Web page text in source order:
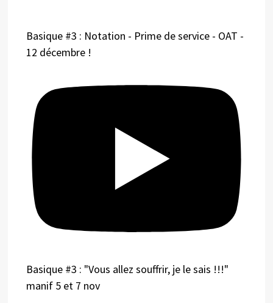
Basique #3 : Notation - Prime de service - OAT -
12 décembre !
Basique #3 : "Vous allez souffrir, je le sais !!!"
manif 5 et 7 nov